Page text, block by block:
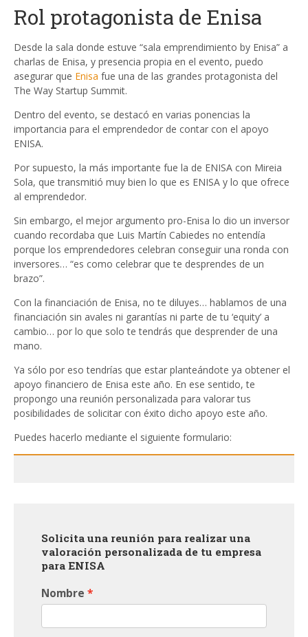
Rol protagonista de Enisa
Desde la sala donde estuve “sala emprendimiento by Enisa” a
charlas de Enisa, y presencia propia en el evento, puedo
asegurar que Enisa fue una de las grandes protagonista del
The Way Startup Summit.
Dentro del evento, se destacó en varias ponencias la
importancia para el emprendedor de contar con el apoyo
ENISA.
Por supuesto, la más importante fue la de ENISA con Mireia
Sola, que transmitió muy bien lo que es ENISA y lo que ofrece
al emprendedor.
Sin embargo, el mejor argumento pro-Enisa lo dio un inversor
cuando recordaba que Luis Martín Cabiedes no entendía
porque los emprendedores celebran conseguir una ronda con
inversores… “es como celebrar que te desprendes de un
brazo”.
Con la financiación de Enisa, no te diluyes… hablamos de una
financiación sin avales ni garantías ni parte de tu ‘equity’ a
cambio… por lo que solo te tendrás que desprender de una
mano.
Ya sólo por eso tendrías que estar planteándote ya obtener el
apoyo financiero de Enisa este año. En ese sentido, te
propongo una reunión personalizada para valorar tus
posibilidades de solicitar con éxito dicho apoyo este año.
Puedes hacerlo mediante el siguiente formulario:
Solicita una reunión para realizar una
valoración personalizada de tu empresa
para ENISA
Nombre